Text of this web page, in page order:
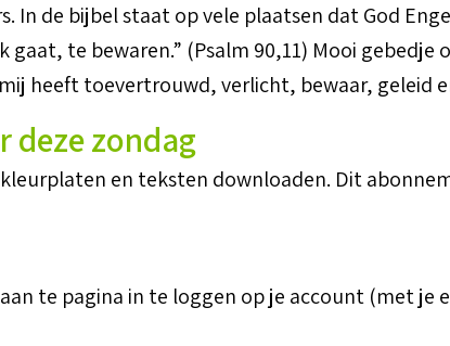
In de bijbel staat op vele plaatsen dat God
te bewaren.” (Psalm 90,11) Mooi gebedje
heeft toevertrouwd, verlicht, bewaar, geleid
deze zondag
en teksten downloaden. Dit
te pagina in te loggen op je account (met je